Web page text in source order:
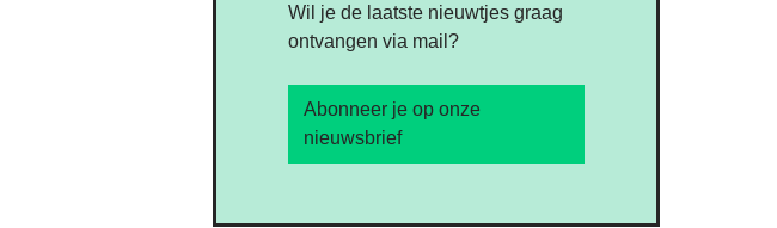
Wil je de laatste nieuwtjes graag
ontvangen via mail?
Abonneer je op onze
nieuwsbrief